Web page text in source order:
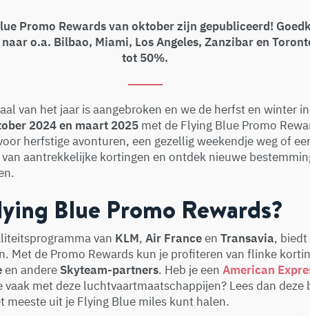
Promo Rewards van oktober zijn gepubliceerd!
o.a. Bilbao, Miami, Los Angeles, Zanzibar en
tot 50%.
van het jaar is aangebroken en we de herfst en winter
2024 en maart 2025met de Flying Blue Promo
herfstige avonturen, een gezellig weekendje weg of
aantrekkelijke kortingen en ontdek nieuwe
Blue Promo Rewards?
van KLM, Air Franceen Transavia, biedt
Met de Promo Rewards kun je profiteren van flinke
en andereSkyteam-partners. Heb je een American
vaak met deze luchtvaartmaatschappijen? Lees dan deze
meeste uit je Flying Blue miles kunt halen.